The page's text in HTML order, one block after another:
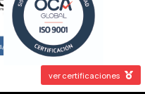
ver certificaciones